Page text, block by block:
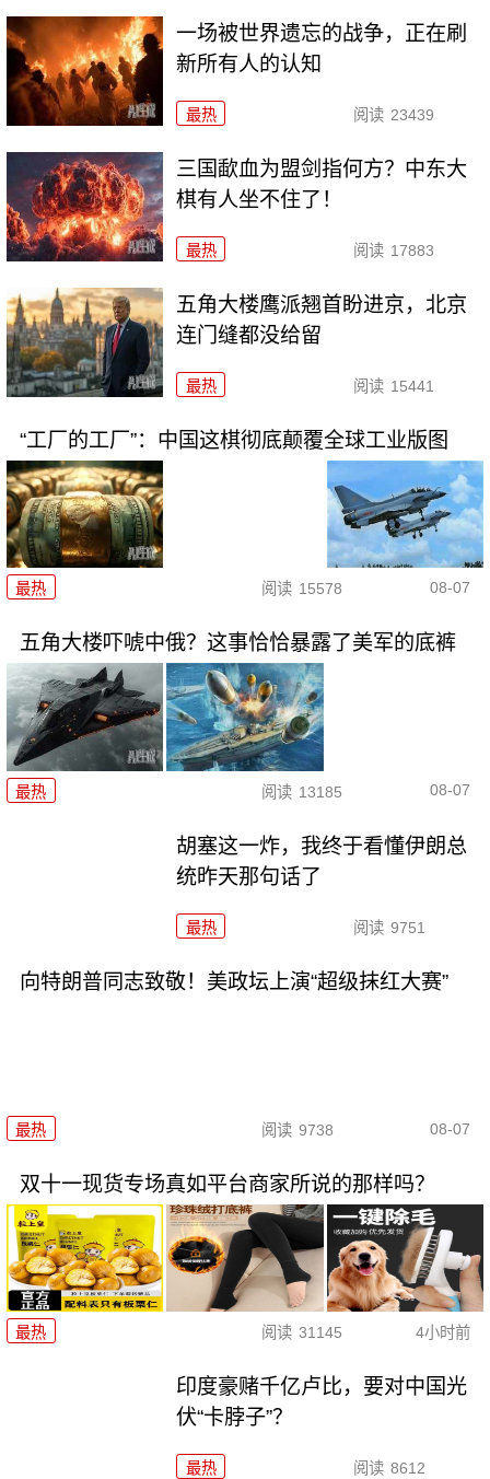
一场被世界遗忘的战争，正在刷
新所有人的认知
最热 阅读 23439
三国歃血为盟剑指何方？中东大
棋有人坐不住了！
最热 阅读 17883
五角大楼鹰派翘首盼进京，北京
连门缝都没给留
最热 阅读 15441
“工厂的工厂”：中国这棋彻底颠覆全球工业版图
最热 阅读 15578 08-07
五角大楼吓唬中俄？这事恰恰暴露了美军的底裤
最热 阅读 13185 08-07
胡塞这一炸，我终于看懂伊朗总
统昨天那句话了
最热 阅读 9751
向特朗普同志致敬！美政坛上演“超级抹红大赛”
最热 阅读 9738 08-07
双十一现货专场真如平台商家所说的那样吗？
最热 阅读 31145 4小时前
印度豪赌千亿卢比，要对中国光
伏“卡脖子”？
最热 阅读 8612